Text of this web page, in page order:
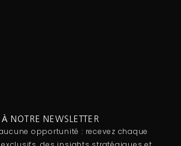
NOTRE NEWSLETTER
opportunité : recevez chaque